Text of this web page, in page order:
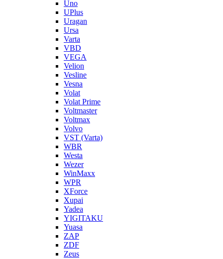
Uno
UPlus
Uragan
Ursa
Varta
VBD
VEGA
Velion
Vesline
Vesna
Volat
Volat Prime
Voltmaster
Voltmax
Volvo
VST (Varta)
WBR
Westa
Wezer
WinMaxx
WPR
XForce
Xupai
Yadea
YIGITAKU
Yuasa
ZAP
ZDF
Zeus